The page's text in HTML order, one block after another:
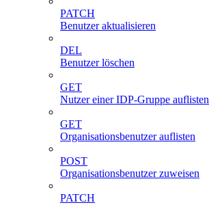
PATCH
Benutzer aktualisieren
DEL
Benutzer löschen
GET
Nutzer einer IDP-Gruppe auflisten
GET
Organisationsbenutzer auflisten
POST
Organisationsbenutzer zuweisen
PATCH